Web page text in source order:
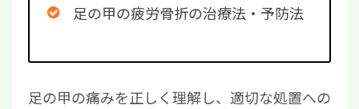
足の甲の疲労骨折の治療法・予防法
足の甲の痛みを正しく理解し、適切な処置への